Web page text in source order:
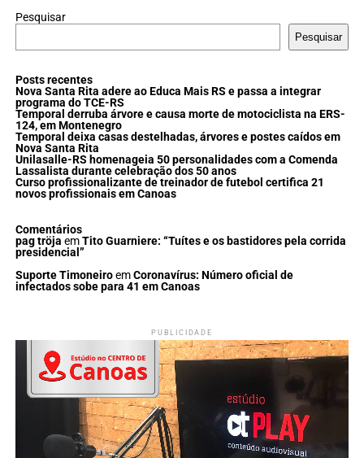
Pesquisar
Pesquisar
Posts recentes
Nova Santa Rita adere ao Educa Mais RS e passa a integrar
programa do TCE-RS
Temporal derruba árvore e causa morte de motociclista na ERS-
124, em Montenegro
Temporal deixa casas destelhadas, árvores e postes caídos em
Nova Santa Rita
Unilasalle-RS homenageia 50 personalidades com a Comenda
Lassalista durante celebração dos 50 anos
Curso profissionalizante de treinador de futebol certifica 21
novos profissionais em Canoas
Comentários
pag tröja emTito Guarniere: “Tuítes e os bastidores pela corrida
presidencial”
Suporte TimoneiroemCoronavírus: Número oficial de
infectados sobe para 41 em Canoas
PUBLICIDADE